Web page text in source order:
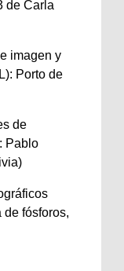
de Carla
imagen y
Porto de
de
Pablo
fósforos,